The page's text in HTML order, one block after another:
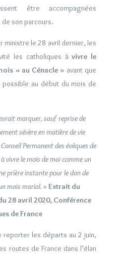
être accompagnées
son parcours.
ministre le 28 avril dernier, les
les catholiques àvivre le
« au Cénacle » avant que
au début du mois de
marquer, sauf reprise de
sévère en matière de vie
Permanent des évêques de
vivre le mois de mai comme un
prière instante pour le don de
mois marial. » Extrait du
28 avril 2020, Conférence
de France
reporter les départs au 2 juin,
routes de France dans l’élan